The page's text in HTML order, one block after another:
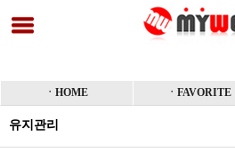
ㆍHOME ㆍFAVORITE
유지관리